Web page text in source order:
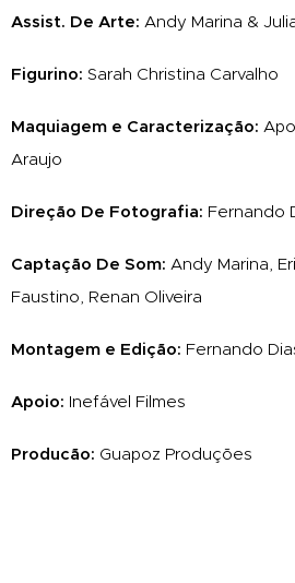
Assist. De Arte: Andy Marina &
Figurino: Sarah Christina Carvalho
Maquiagem e Caracterização:
Araujo
Direção De Fotografia: Fernando
Captação De Som: Andy Marina,
Faustino, Renan Oliveira
Montagem e Edição: Fernando
Apoio: Inefável Filmes
Producão: Guapoz Produções